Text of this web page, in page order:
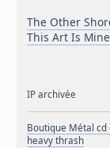
The Other
This Art Is
IP archivée
Boutique Métal cd
heavy thrash